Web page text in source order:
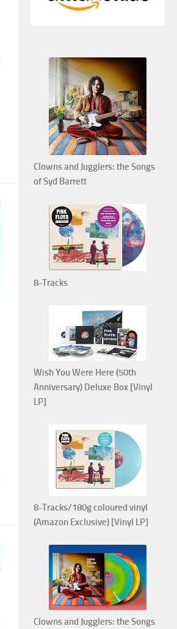
Clowns and Jugglers: the Songs
of Syd Barrett
8-Tracks
Wish You Were Here (50th
Anniversary) Deluxe Box [Vinyl
LP]
8-Tracks/180g coloured vinyl
(Amazon Exclusive) [Vinyl LP]
Clowns and Jugglers: the Songs